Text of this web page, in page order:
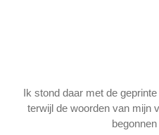
Ik stond daar met de
terwijl de woorden van mijn